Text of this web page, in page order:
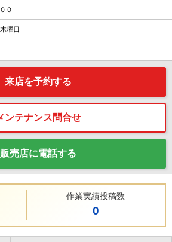
０
曜日
来店を予約する
ンテナンス問合せ
販売店に電話する
作業実績投稿数
0